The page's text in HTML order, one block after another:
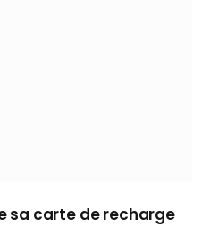
sa carte de recharge